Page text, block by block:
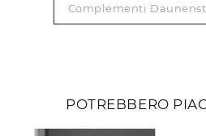
Complementi
POTREBBERO